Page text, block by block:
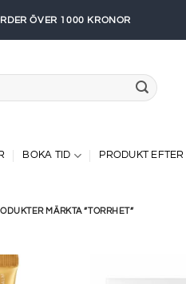
ÖVER 1000 KRONOR
BOKA TID PRODUKT
MÄRKTA ”TORRHET”